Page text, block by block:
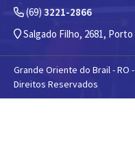
(69) 3221-2866
Salgado Filho, 2681, Porto
Grande Oriente do Brail - RO
Direitos Reservados